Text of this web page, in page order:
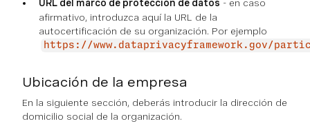
URL del marco de protección de datos - en caso
afirmativo, introduzca aquí la URL de la
autocertificación de su organización. Por ejemplo
https://www.dataprivacyframework.gov/
Ubicación de la empresa
En la siguiente sección, deberás introducir la dirección de
domicilio social de la organización.